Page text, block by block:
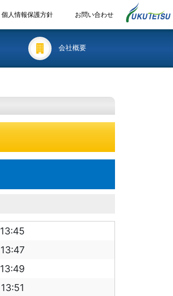
個人情報保護方針 お問い合わせ
会社概要
13:45
13:47
13:49
13:51